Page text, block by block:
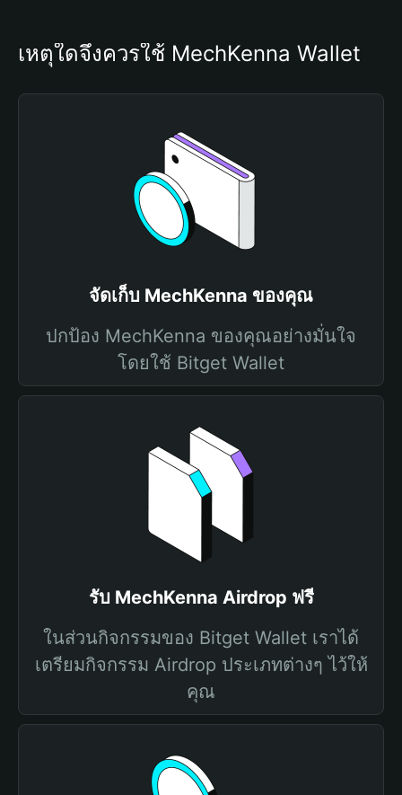
เหตุใดจึงควรใช้ MechKenna Wallet
จัดเก็บ MechKenna ของคุณ
ปกป้อง MechKenna ของคุณอย่างมั่นใจ
โดยใช้ Bitget Wallet
รับ MechKenna Airdrop ฟรี
ในส่วนกิจกรรมของ Bitget Wallet เราได้
เตรียมกิจกรรม Airdrop ประเภทต่างๆ ไว้ให้
คุณ